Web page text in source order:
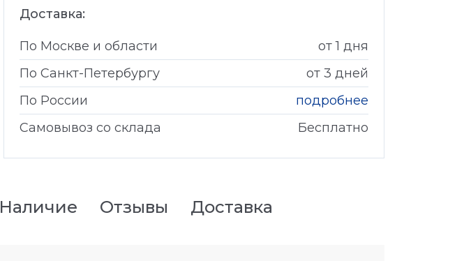
Доставка:
По Москве и области
от 1 дня
По Санкт-Петербургу
от 3 дней
По России
подробнее
Самовывоз со склада
Бесплатно
Наличие Отзывы Доставка